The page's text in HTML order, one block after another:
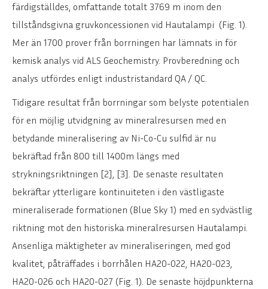
färdigställdes, omfattande totalt 3769 m inom den
tillståndsgivna gruvkoncessionen vid Hautalampi (Fig. 1).
Mer än 1700 prover från borrningen har lämnats in för
kemisk analys vid ALS Geochemistry. Provberedning och
analys utfördes enligt industristandard QA / QC.
Tidigare resultat från borrningar som belyste potentialen
för en möjlig utvidgning av mineralresursen med en
betydande mineralisering av Ni-Co-Cu sulfid är nu
bekräftad från 800 till 1400m längs med
strykningsriktningen [2], [3]. De senaste resultaten
bekräftar ytterligare kontinuiteten i den västligaste
mineraliserade formationen (Blue Sky 1) med en sydvästlig
riktning mot den historiska mineralresursen Hautalampi.
Ansenliga mäktigheter av mineraliseringen, med god
kvalitet, påträffades i borrhålen HA20-022, HA20-023,
HA20-026 och HA20-027 (Fig. 1). De senaste höjdpunkterna